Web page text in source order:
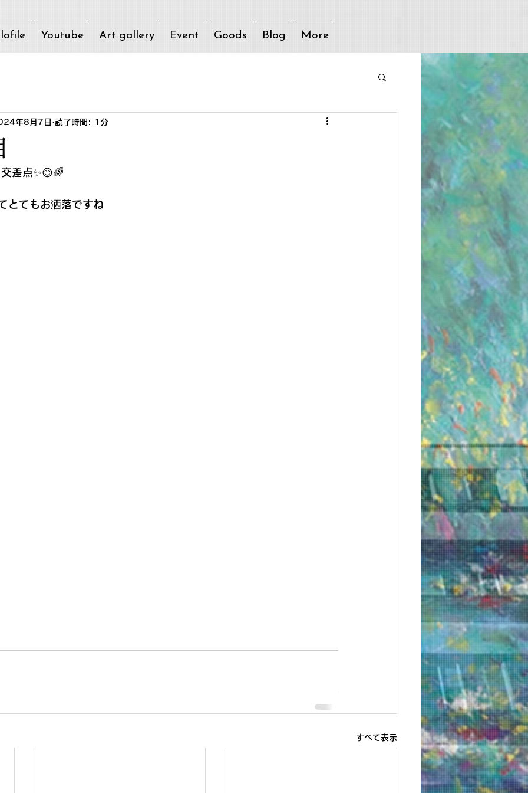
Youtube Art gallery Event Goods Blog More
年8月7日 読了時間: 1分
差点✨😊🌈
とてもお洒落ですね
すべて表示